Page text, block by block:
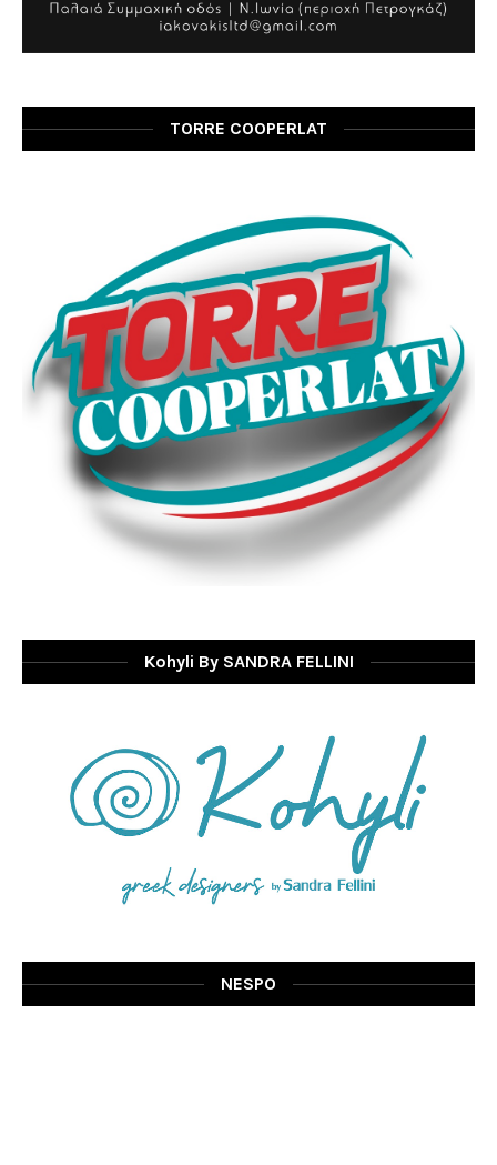
TORRE COOPERLAT
Kohyli By SANDRA FELLINI
NESPO